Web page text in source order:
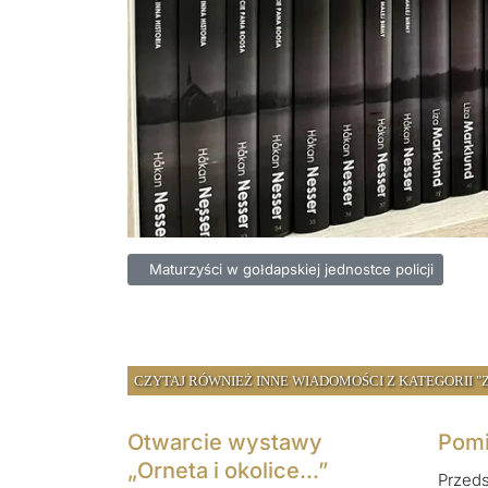
Poprzednia strona: Maturzyści w gołdapskiej
Maturzyści w gołdapskiej jednostce policji
CZYTAJ RÓWNIEŻ INNE WIADOMOŚCI Z KATEGORII
Otwarcie wystawy
„Orneta i okolice...”